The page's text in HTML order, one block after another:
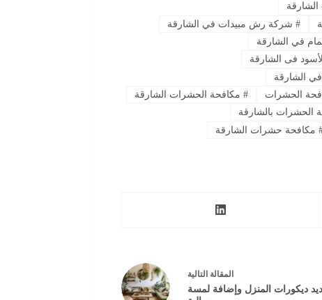
# ‏شركة رش مبيدات في الشارقة
في الشارقة
فى الشارقة
الشارقة
الحشرات #مكافحة الحشرات الشارقة
الحشرات بالشارقة
مكافحة حشرات الشارقة
المقالة التالية
ديكورات المنزل وإضافة لمسة